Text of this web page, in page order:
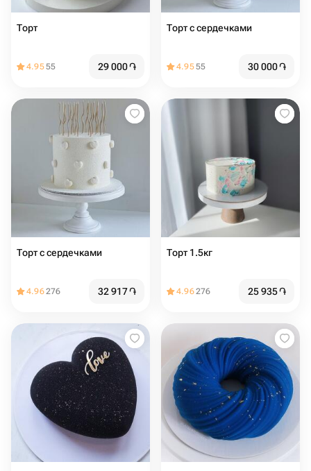
Торт
4.9555 29 000֏
Торт с сердечками
4.9555 30 000֏
Торт с сердечками
4.96276 32 917֏
Торт 1.5кг
4.96276 25 935֏